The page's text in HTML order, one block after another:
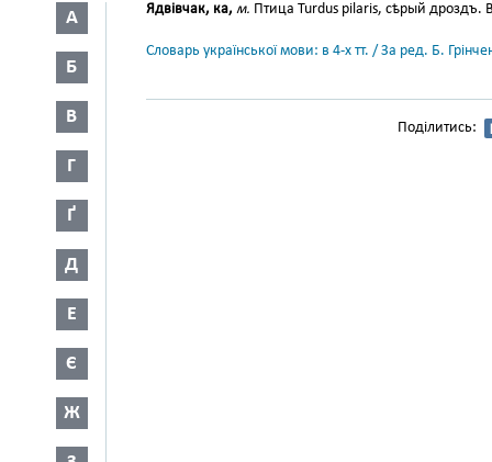
А
Б
В
Г
Ґ
Д
Е
Є
Ж
Ядвівчак, ка, м. Птица Turdus pilaris, сѣрый дроздъ.
Словарь української мови: в 4-х тт. / За ред. Б.
Поділитись: